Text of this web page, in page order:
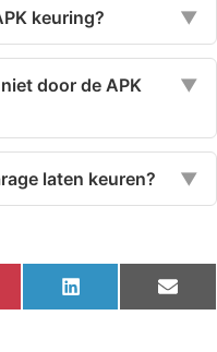
keuring? ▼
door de APK
▼
laten keuren? ▼
LinkedIn